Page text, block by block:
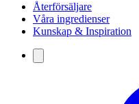
Återförsäljare
Våra ingredienser
Kunskap & Inspiration